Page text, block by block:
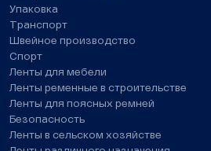
Упаковка
Транспорт
Швейное производство
Спорт
Ленты для мебели
Ленты ременные в строительстве
Ленты для поясных ремней
Безопасность
Ленты в сельском хозяйстве